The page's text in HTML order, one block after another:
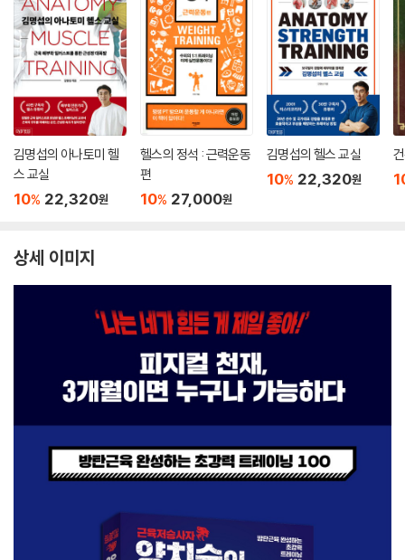
김명섭의 아나토미 헬
스 교실
10% 22,320원
헬스의 정석 : 근력운동
편
10% 27,000원
김명섭의 헬스 교실
10% 22,320원
상세 이미지